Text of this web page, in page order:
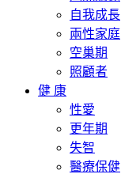
自我成長
兩性家庭
空巢期
照顧者
健 康
性愛
更年期
失智
醫療保健